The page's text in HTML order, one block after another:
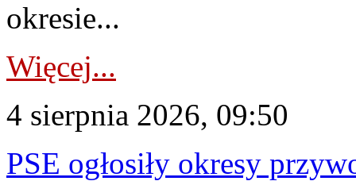
okresie...
Więcej...
4 sierpnia 2026, 09:50
PSE ogłosiły okresy